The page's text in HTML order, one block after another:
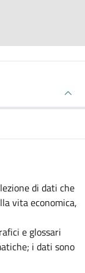
di dati che
vita economica,
e glossari
i dati sono